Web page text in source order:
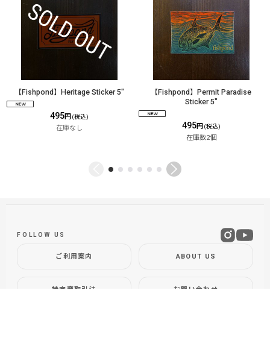
【Fishpond】Heritage Sticker 5"
495円 (税込)
在庫なし
【Fishpond】Permit Paradise
Sticker 5"
495円 (税込)
在庫数2個
ご利用案内 ABOUT US
特定商取引法 お問い合わせ
FOLLOW US